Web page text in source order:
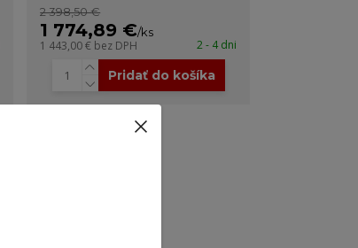
2 398,50 €
1 774,89 €/ks
1 443,00 € bez DPH 2 - 4 dni
Pridať do košíka